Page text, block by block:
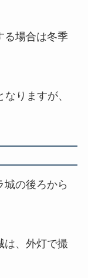
る場合は冬季
りますが、
城の後ろから
は、外灯で撮